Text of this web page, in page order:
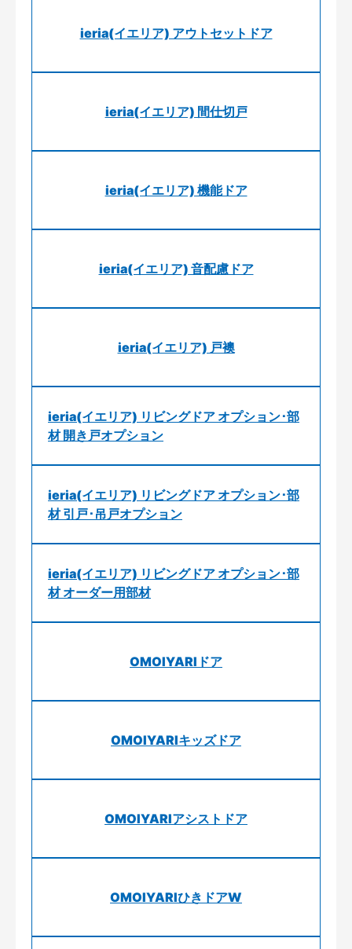
ieria(イエリア) アウトセットドア
ieria(イエリア) 間仕切戸
ieria(イエリア) 機能ドア
ieria(イエリア) 音配慮ドア
ieria(イエリア) 戸襖
ieria(イエリア) リビングドア オプション･部
材 開き戸オプション
ieria(イエリア) リビングドア オプション･部
材 引戸･吊戸オプション
ieria(イエリア) リビングドア オプション･部
材 オーダー用部材
OMOIYARIドア
OMOIYARIキッズドア
OMOIYARIアシストドア
OMOIYARIひきドアW